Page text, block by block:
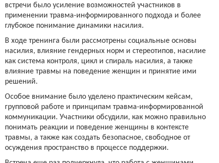
встречи было усиление возможностей участников в
применении травма-информированного подхода и более
глубокое понимание динамики насилия.
В ходе тренинга были рассмотрены социальные основы
насилия, влияние гендерных норм и стереотипов, насилие
как система контроля, цикл и спираль насилия, а также
влияние травмы на поведение женщин и принятие ими
решений.
Особое внимание было уделено практическим кейсам,
групповой работе и принципам травма-информированной
коммуникации. Участники обсудили, как можно правильно
понимать реакции и поведение женщины в контексте
травмы, а также как создать безопасное, свободное от
осуждения пространство в процессе поддержки.